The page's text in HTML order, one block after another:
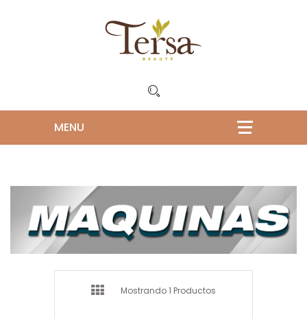
Mostrando 1 Productos